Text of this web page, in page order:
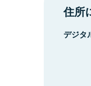
住所
デジタ